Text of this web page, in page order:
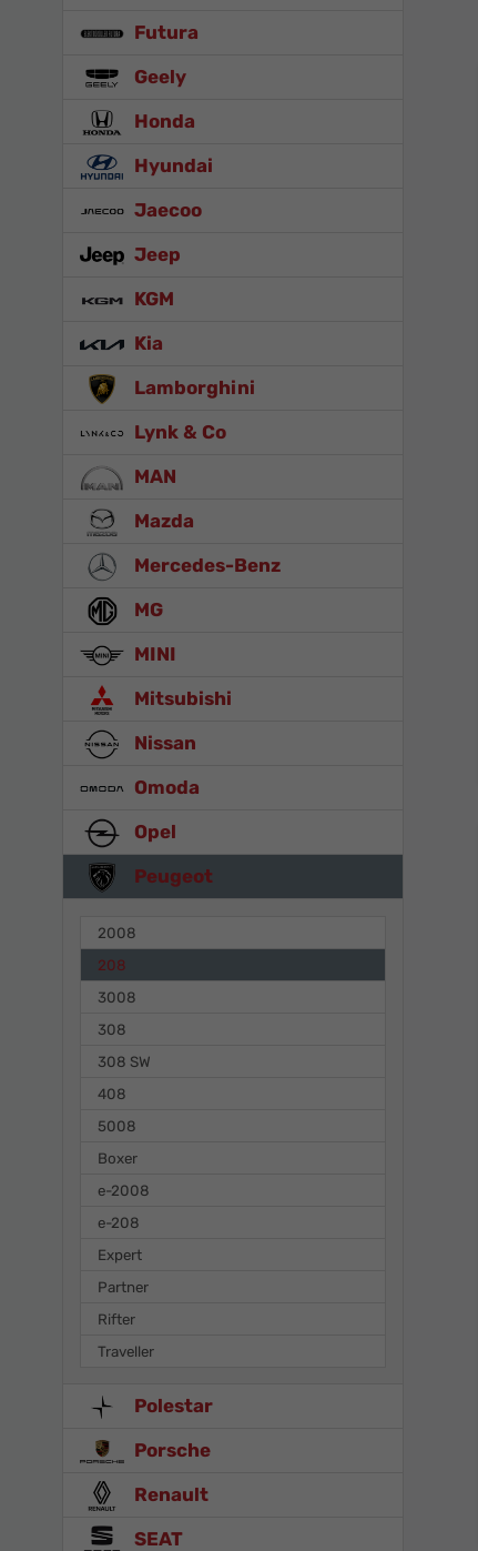
Futura
Geely
Honda
Hyundai
Jaecoo
Jeep
KGM
Kia
Lamborghini
Lynk & Co
MAN
Mazda
Mercedes-Benz
MG
MINI
Mitsubishi
Nissan
Omoda
Opel
Peugeot
2008
208
3008
308
308 SW
408
5008
Boxer
e-2008
e-208
Expert
Partner
Rifter
Traveller
Polestar
Porsche
Renault
SEAT